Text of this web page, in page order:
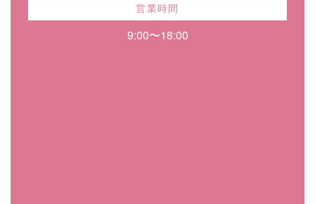
営業時間
9:00〜18:00